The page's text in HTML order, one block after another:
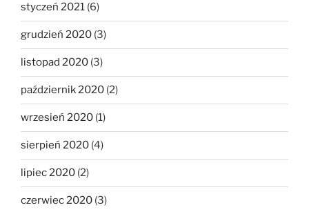
styczeń 2021 (6)
grudzień 2020 (3)
listopad 2020 (3)
październik 2020 (2)
wrzesień 2020 (1)
sierpień 2020 (4)
lipiec 2020 (2)
czerwiec 2020 (3)